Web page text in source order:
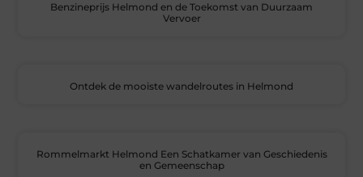
Benzineprijs Helmond en de Toekomst van Duurzaam
Vervoer
Ontdek de mooiste wandelroutes in Helmond
Rommelmarkt Helmond Een Schatkamer van Geschiedenis
en Gemeenschap